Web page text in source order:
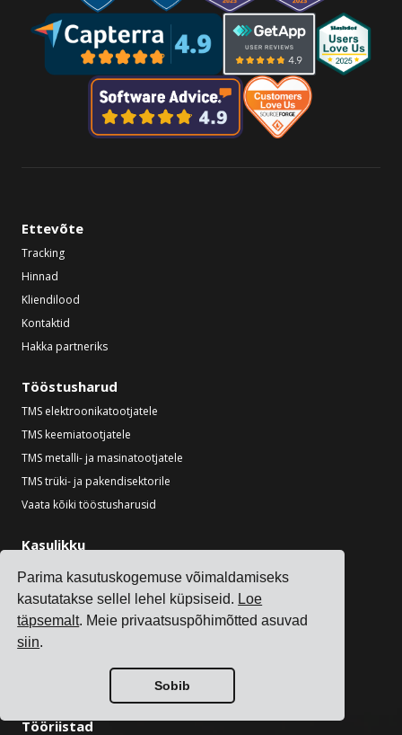
Parima kasutuskogemuse võimaldamiseks
kasutatakse sellel lehel küpsiseid. Loe
täpsemalt. Meie privaatsuspõhimõtted asuvad
siin.
Sobib
Ettevõte
Tracking
Hinnad
Kliendilood
Kontaktid
Hakka partneriks
Tööstusharud
TMS elektroonikatootjatele
TMS keemiatootjatele
TMS metalli- ja masinatootjatele
TMS trüki- ja pakendisektorile
Vaata kõiki tööstusharusid
Kasulikku
Blogi
Referentsid
Vedajate integratsioonid
ERP integratsioonid
Tööriistad